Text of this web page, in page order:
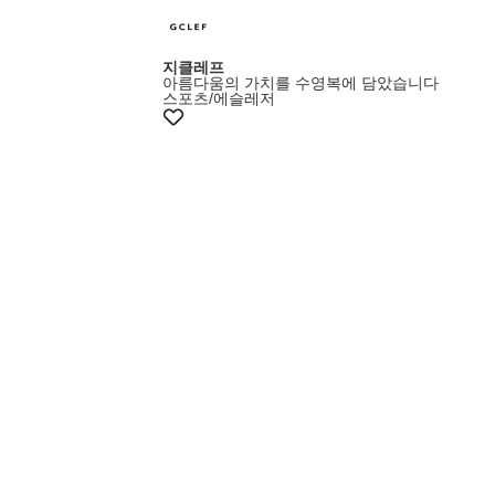
지클레프
아름다움의 가치를 수영복에 담았습니다
스포츠/에슬레저